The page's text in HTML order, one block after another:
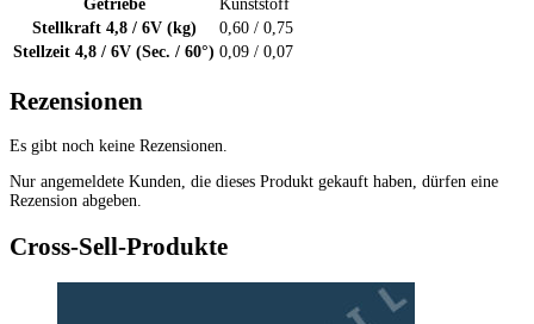
Getriebe
Kunststoff
Stellkraft 4,8 / 6V (kg)
0,60 / 0,75
Stellzeit 4,8 / 6V (Sec. / 60°) 0,09 / 0,07
Rezensionen
Es gibt noch keine Rezensionen.
Nur angemeldete Kunden, die dieses Produkt gekauft haben, dürfen eine
Rezension abgeben.
Cross-Sell-Produkte